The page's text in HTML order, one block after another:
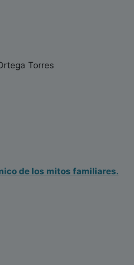
Torres
de los mitos familiares.